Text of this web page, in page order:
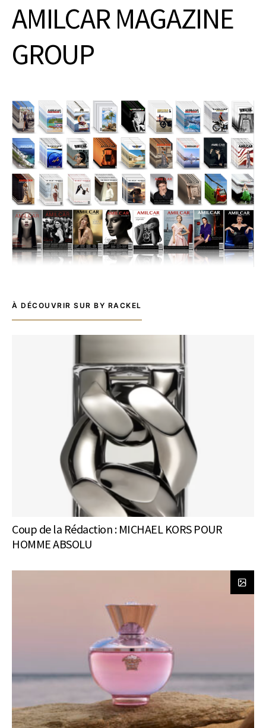
AMILCAR MAGAZINE
GROUP
À DÉCOUVRIR SUR BY RACKEL
Coup de la Rédaction : MICHAEL KORS POUR
HOMME ABSOLU